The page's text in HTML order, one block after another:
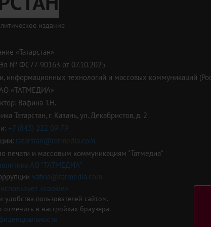
издание
«Татарстан»
№ ФС77-90163 от 07.10.2025
информационных технологий и массовых коммуникаций
«ТАТМЕДИА»
Вафина Т.Н.
Татарстан, г. Казань, ул. Декабристов, д. 2
+7 (843) 222 09 79
tatarstan@tatmedia.com
печати и массовым коммуникациям "Татмедиа"
АО "ТАТМЕДИА"
vafina@tatmedia.com
«cookie»
пользователей сайтом.
в настройках браузера.